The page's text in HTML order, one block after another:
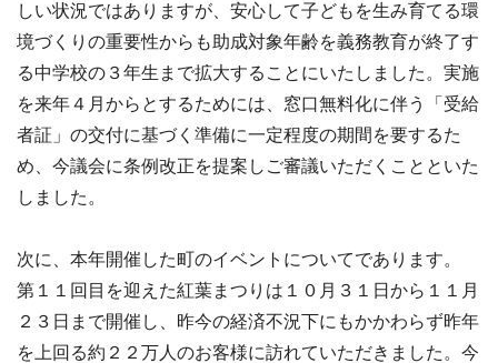
しい状況ではありますが、安心して子どもを生み育てる環
境づくりの重要性からも助成対象年齢を義務教育が終了す
る中学校の３年生まで拡大することにいたしました。実施
を来年４月からとするためには、窓口無料化に伴う「受給
者証」の交付に基づく準備に一定程度の期間を要するた
め、今議会に条例改正を提案しご審議いただくことといた
しました。
次に、本年開催した町のイベントについてであります。
第１１回目を迎えた紅葉まつりは１０月３１日から１１月
２３日まで開催し、昨今の経済不況下にもかかわらず昨年
を上回る約２２万人のお客様に訪れていただきました。今